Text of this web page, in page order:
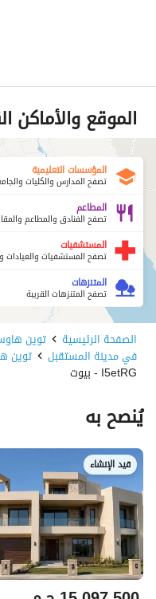
الموقع والأماكن
المؤسسات التعليمية
تصفح المدارس والكليات
المطاعم
تصفح الفنادق والمطاعم
المستشفيات
تصفح المستشفيات والعيادات
المتنزهات
تصفح المتنزهات القريبة
الصفحة الرئيسية توين
في مدينة المستقبل توين
I5etRG - بيوت
يُنصح به
قيد الإنشاء